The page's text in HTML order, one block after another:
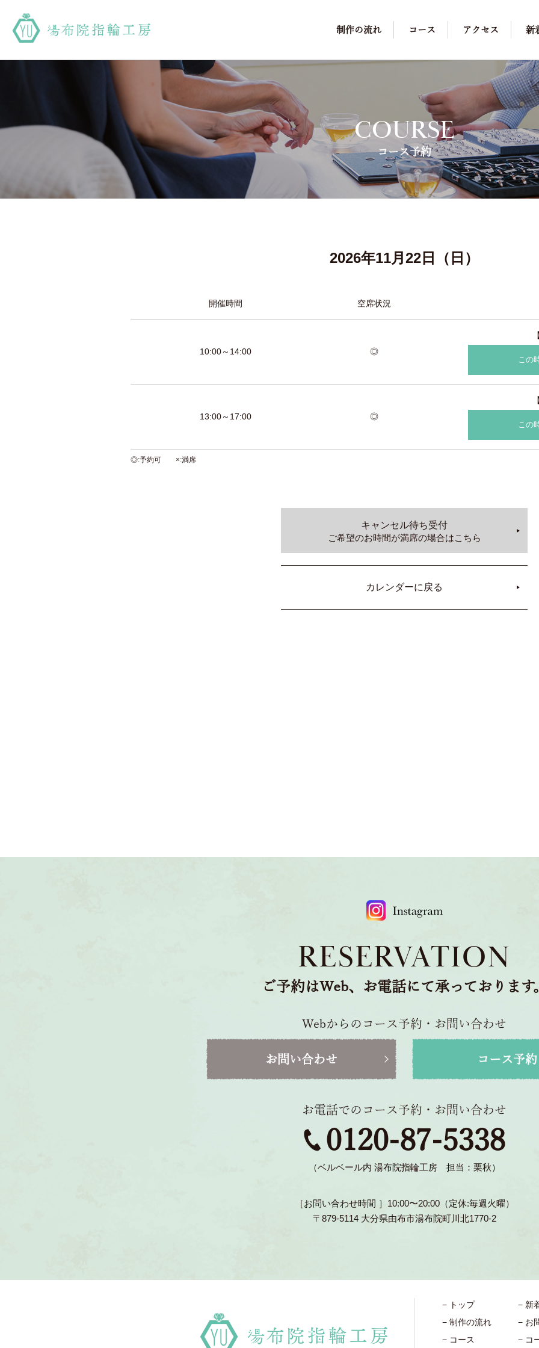
制作の流れ コース アクセス 新
COURSE
コース予約
2026年11月22日（日）
開催時間 空席状況
10:00～14:00 ◎
この
13:00～17:00 ◎
この
◎ 予約可 × 満席
キャンセル待ち受付
ご希望のお時間が満席の場合はこちら
カレンダーに戻る
RESERVATION
ご予約はWeb、お電話にて承っております
Webからのコース予約・お問い合わせ
コース予約
お問い合わせ
お電話でのコース予約・お問い合わせ
0120-87-5338
（ベルベール内 湯布院指輪工房 担当：栗秋）
［お問い合わせ時間 ］10:00〜20:00（定休:毎週火曜）
〒879-5114 大分県由布市湯布院町川北1770-2
トップ
制作の流れ
コース
新
お
コ